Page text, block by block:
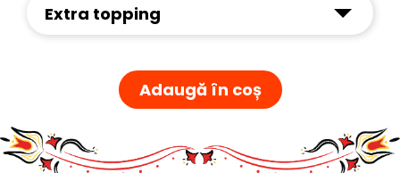
Extra topping
Adaugă în coș